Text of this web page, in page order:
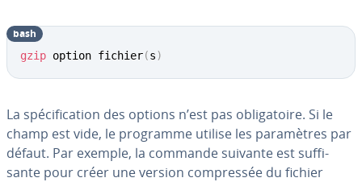
gzip option fichier(s)
bash
La spé­ci­fi­ca­tion des options n’est pas obli­ga­toire. Si le
champ est vide, le programme utilise les pa­ra­mètres par
défaut. Par exemple, la commande suivante est suf­fi­
sante pour créer une version com­pres­sée du fichier